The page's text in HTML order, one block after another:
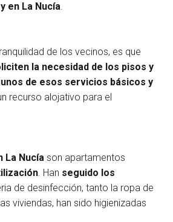
en La Nucía.
de los vecinos, es que
la necesidad de los pisos y
de esos servicios básicos y
recurso alojativo para el
La Nucía son apartamentos
. Han seguido los
de desinfección, tanto la ropa de
viviendas, han sido higienizadas